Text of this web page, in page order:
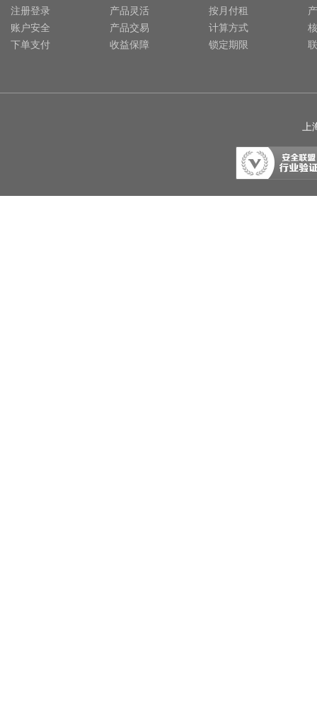
注册登录
账户安全
下单支付
产品灵活
产品交易
收益保障
按月付租
计算方式
锁定期限